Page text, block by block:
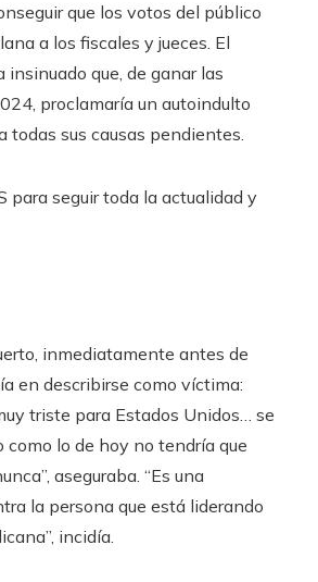
que los votos del público
a los fiscales y jueces. El
que, de ganar las
proclamaría un autoindulto
todas sus causas pendientes.
para seguir toda la actualidad y
inmediatamente antes de
en describirse como víctima:
triste para Estados Unidos… se
como lo de hoy no tendría que
aseguraba. “Es una
la persona que está liderando
incidía.